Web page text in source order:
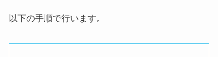
以下の手順で行います。